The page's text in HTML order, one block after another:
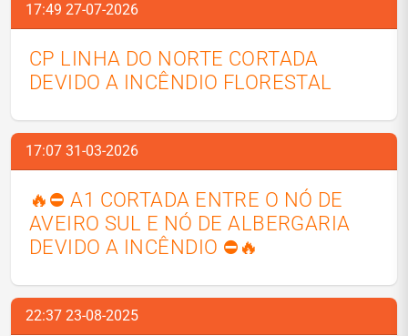
17:49 27-07-2026
CP LINHA DO NORTE CORTADA
DEVIDO A INCÊNDIO FLORESTAL
17:07 31-03-2026
🔥⛔️ A1 CORTADA ENTRE O NÓ DE
AVEIRO SUL E NÓ DE ALBERGARIA
DEVIDO A INCÊNDIO ⛔️🔥
22:37 23-08-2025